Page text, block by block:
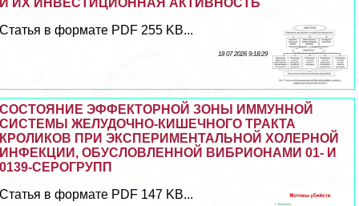
И ИХ ИНВЕСТИЦИОННАЯ АКТИВНОСТЬ
Статья в формате PDF 255 KB...
18 07 2026 9:18:29
СОСТОЯНИЕ ЭФФЕКТОРНОЙ ЗОНЫ ИММУННОЙ
СИСТЕМЫ ЖЕЛУДОЧНО-КИШЕЧНОГО ТРАКТА
КРОЛИКОВ ПРИ ЭКСПЕРИМЕНТАЛЬНОЙ ХОЛЕРНОЙ
ИНФЕКЦИИ, ОБУСЛОВЛЕННОЙ ВИБРИОНАМИ 01- И
0139-СЕРОГРУПП
Статья в формате PDF 147 KB...